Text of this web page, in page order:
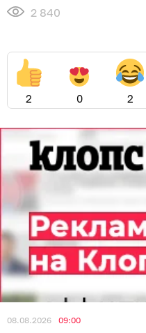
2 840
2 0 2
08.08.2026 09:00